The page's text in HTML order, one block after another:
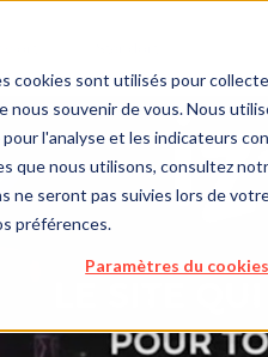
cookies sont utilisés pour
souvenir de vous. Nous
l'analyse et les indicateurs
que nous utilisons, consultez
ne seront pas suivies lors de
préférences.
Paramètres du